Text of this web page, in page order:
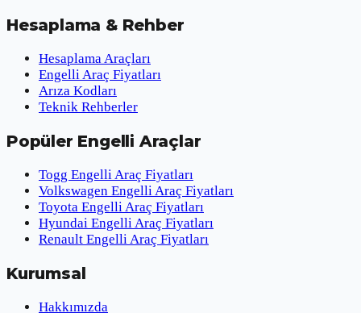
Hesaplama & Rehber
Hesaplama Araçları
Engelli Araç Fiyatları
Arıza Kodları
Teknik Rehberler
Popüler Engelli Araçlar
Togg Engelli Araç Fiyatları
Volkswagen Engelli Araç Fiyatları
Toyota Engelli Araç Fiyatları
Hyundai Engelli Araç Fiyatları
Renault Engelli Araç Fiyatları
Kurumsal
Hakkımızda